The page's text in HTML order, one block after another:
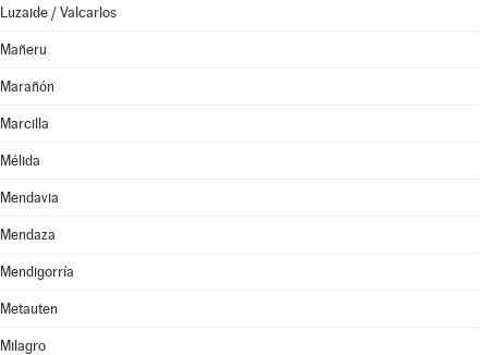
Luzaide / Valcarlos
Mañeru
Marañón
Marcilla
Mélida
Mendavia
Mendaza
Mendigorría
Metauten
Milagro